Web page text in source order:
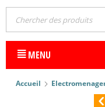
MENU
Accueil